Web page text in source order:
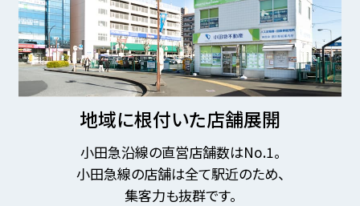
地域に根付いた店舗展開
小田急沿線の直営店舗数はNo.1。
小田急線の店舗は全て駅近のため、
集客力も抜群です。